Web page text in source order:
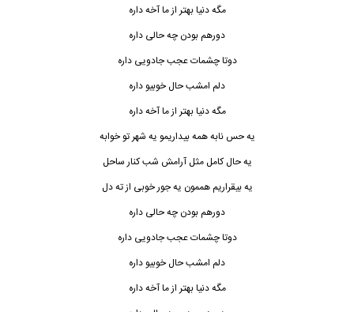
مگه دنیا بهتر از ما آخه داره
دورهمبودن چه حالی داره
دوتا چشمات عجب جادویی داره
دلم امشب حال خوبیو داره
مگه دنیا بهتر از ما آخه داره
یه حس نابه همه بیداریمو یه شهر تو خوابه
یه حال کامل مثل آرامش شب کنار ساحل
یه بیقراریم هممون یه جور خوبی از ته دل
دورهم بودن چه حالی داره
دوتا چشمات عجب جادویی داره
دلم امشب حال خوبیو داره
مگه دنیا بهتر از ما آخه داره